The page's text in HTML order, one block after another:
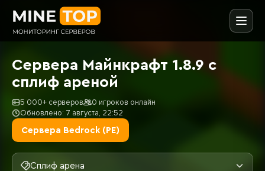
Сервера Майнкрафт 1.8.9 с
сплиф ареной
5 000+ серверов
0 игроков онлайн
Обновлено: 7 августа, 22:52
Сервера Bedrock (PE)
Сплиф арена